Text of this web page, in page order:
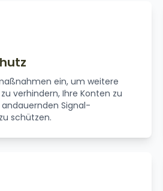
ein, um weitere
verhindern, Ihre Konten zu
Signal-
schützen.